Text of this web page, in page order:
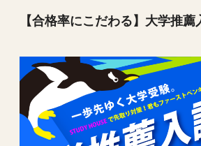
【合格率にこだわる】大学推